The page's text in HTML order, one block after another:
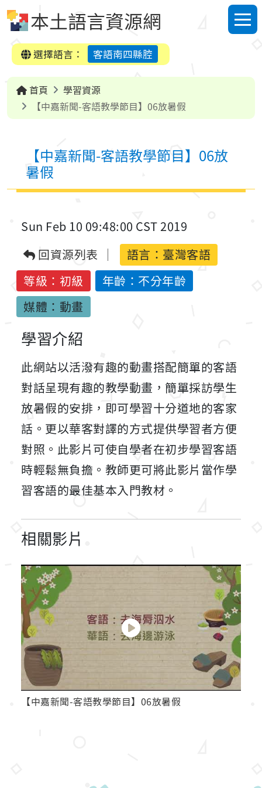
本土語言資源網
選單
選擇語言：
客語南四縣腔
首頁
學習資源
【中嘉新聞-客語教學節目】06放暑假
【中嘉新聞-客語教學節目】06放
暑假
Sun Feb 10 09:48:00 CST 2019
回資源列表
語言： 臺灣客語
等級：初級
年齡：不分年齡
媒體：動畫
學習介紹
此網站以活潑有趣的動畫搭配簡單的客語
對話呈現有趣的教學動畫，簡單採訪學生
放暑假的安排，即可學習十分道地的客家
話。更以華客對譯的方式提供學習者方便
對照。此影片可使自學者在初步學習客語
時輕鬆無負擔。教師更可將此影片當作學
習客語的最佳基本入門教材。
相關影片
【中嘉新聞-客語教學節目】06放暑假